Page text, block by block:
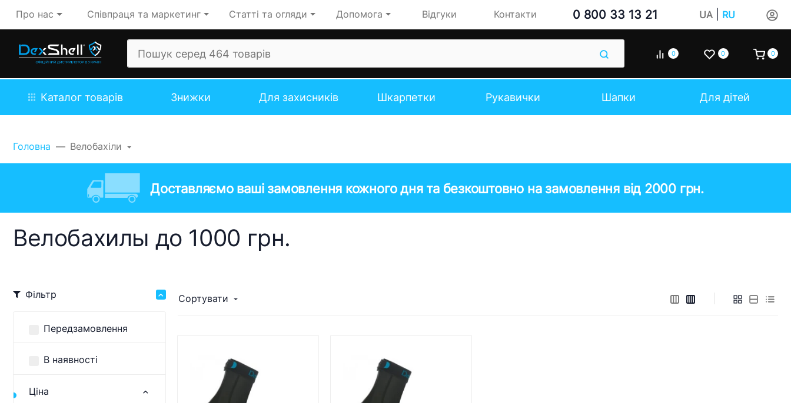
Про нас Співпраця та маркетинг Статті та огляди Допомога Відгуки Контакти 0 800 33 13 21 UA| RU
0 0 0
Каталог товарів Знижки Для захисників Шкарпетки Рукавички Шапки Для дітей
Головна Велобахіли
Доставляємо ваші замовлення кожного дня та безкоштовно на замовлення від 2000 грн.
Велобахилы до 1000 грн.
Фільтр
Передзамовлення
В наявності
Ціна
Сортувати